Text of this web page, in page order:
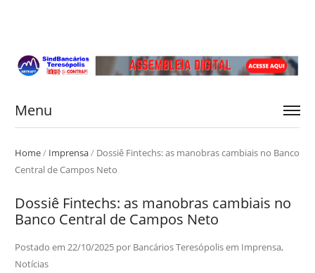
Menu
Home/ Imprensa/ Dossiê Fintechs: as manobras cambiais no Banco
Central de Campos Neto
Dossiê Fintechs: as manobras cambiais no
Banco Central de Campos Neto
Postado em 22/10/2025por Bancários Teresópolisem Imprensa,
Notícias